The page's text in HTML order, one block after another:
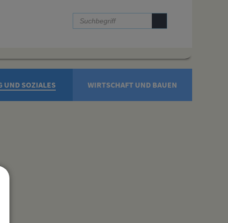
UND SOZIALES WIRTSCHAFT UND BAUEN